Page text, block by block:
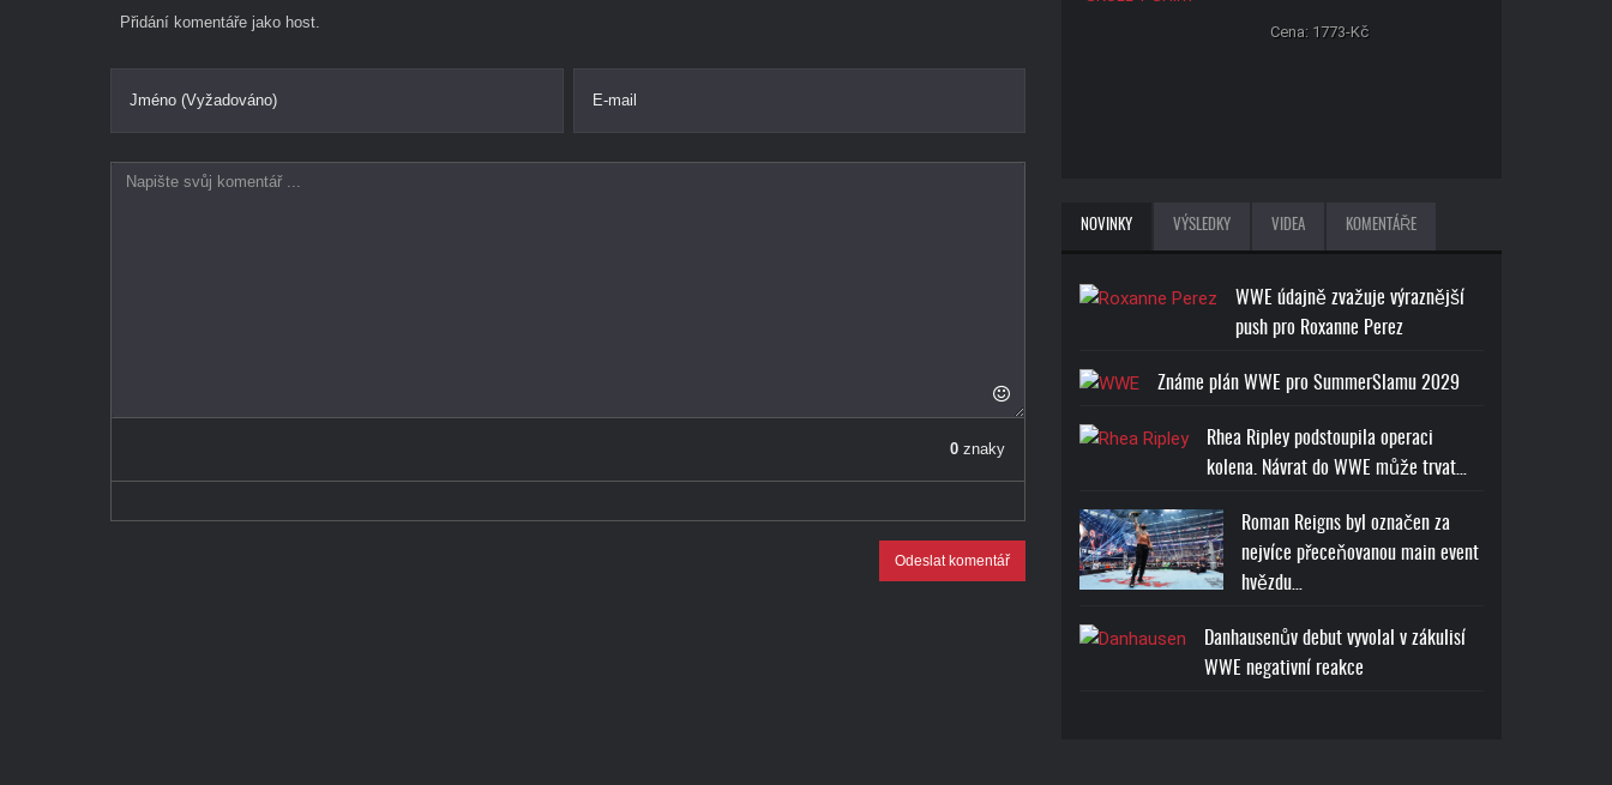
Přidání komentáře jako host.
Jméno (Vyžadováno) E-mail
0 znaky
Odeslat komentář
Cena: 1773-Kč
NOVINKY VÝSLEDKY VIDEA KOMENTÁŘE
WWE údajně zvažuje výraznější
push pro Roxanne Perez
Známe plán WWE pro SummerSlamu 2029
Rhea Ripley podstoupila operaci
kolena. Návrat do WWE může trvat…
Roman Reigns byl označen za
nejvíce přeceňovanou main event
hvězdu…
Danhausenův debut vyvolal v zákulisí
WWE negativní reakce